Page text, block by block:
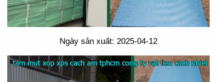
Ngày sản xuất: 2025-04-12